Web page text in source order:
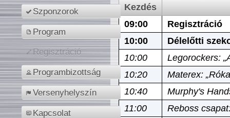
Szponzorok
Program
Regisztráció
Programbizottság
Versenyhelyszín
Kapcsolat
Kezdés
09:00
Regisztráció
10:00
Délelőtti
10:00
Legorockers:
10:20
Materex:
10:40
Murphy's
11:00
Reboss